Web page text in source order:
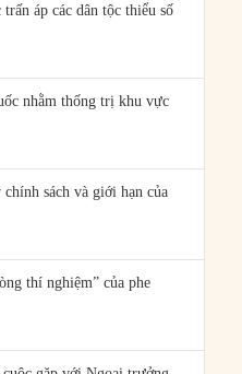
áp các dân tộc thiểu số
nhằm thống trị khu vực
sách và giới hạn của
thí nghiệm” của phe